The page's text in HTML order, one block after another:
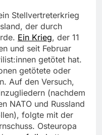
Stellvertreterkrieg
der durch
Ein Krieg, der 11
und seit Februar
getötet hat.
getötete oder
Auf den Versuch,
(nachdem
NATO und Russland
folgte mit der
Osteuropa